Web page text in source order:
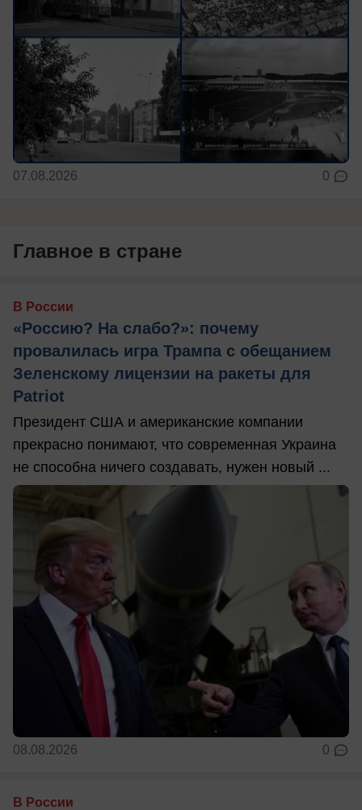
07.08.2026 0
Главное в стране
В России
«Россию? На слабо?»: почему
провалилась игра Трампа с обещанием
Зеленскому лицензии на ракеты для
Patriot
Президент США и американские компании
прекрасно понимают, что современная Украина
не способна ничего создавать, нужен новый ...
08.08.2026 0
В России